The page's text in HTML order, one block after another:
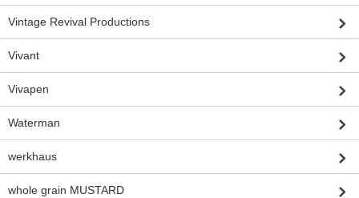
Vintage Revival Productions
Vivant
Vivapen
Waterman
werkhaus
whole grain MUSTARD